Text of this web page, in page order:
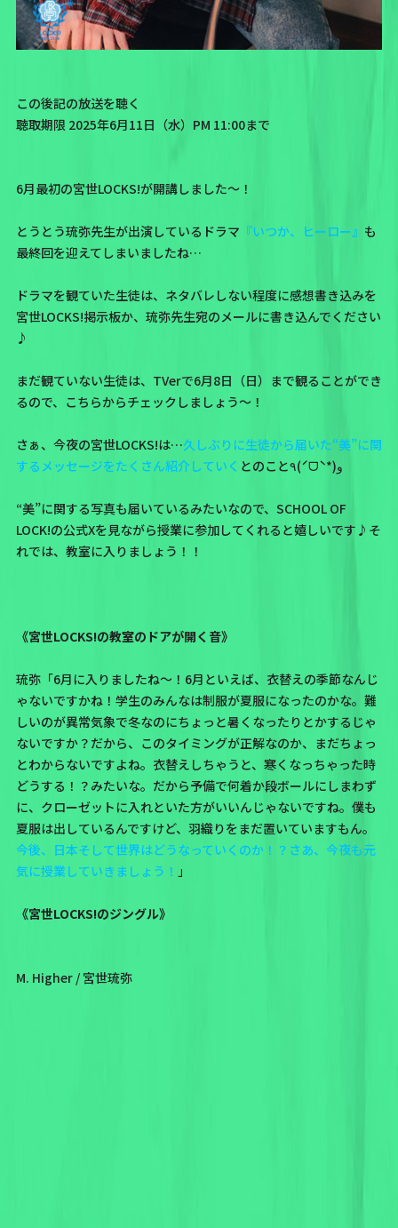
この後記の放送を聴く
聴取期限 2025年6月11日（水）PM 11:00まで
6月最初の宮世LOCKS!が開講しました〜！
とうとう琉弥先生が出演しているドラマ 『いつか、ヒーロー』 も
最終回を迎えてしまいましたね…
ドラマを観ていた生徒は、ネタバレしない程度に感想書き込みを
宮世LOCKS!掲示板か、 琉弥先生宛のメールに書き込んでください
♪
まだ観ていない生徒は、TVerで6月8日（日）まで観ることができ
るので、 こちらからチェックしましょう〜！
さぁ、今夜の宮世LOCKS!は…久しぶりに生徒から届いた“美”に関
するメッセージをたくさん紹介していく
とのこと٩(ˊᗜˋ*)و
“美”に関する写真も届いているみたいなので、SCHOOL OF
LOCK!の公式Xを見ながら授業に参加してくれると嬉しいです♪そ
れでは、教室に入りましょう！！
《宮世LOCKS!の教室のドアが開く音》
琉弥「6月に入りましたね〜！6月といえば、衣替えの季節なんじ
ゃないですかね！学生のみんなは制服が夏服になったのかな。難
しいのが異常気象で冬なのにちょっと暑くなったりとかするじゃ
ないですか？だから、このタイミングが正解なのか、まだちょっ
とわからないですよね。衣替えしちゃうと、寒くなっちゃった時
どうする！？みたいな。だから予備で何着か段ボールにしまわず
に、クローゼットに入れといた方がいいんじゃないですね。僕も
夏服は出しているんですけど、羽織りをまだ置いていますもん。
今後、日本そして世界はどうなっていくのか！？さあ、今夜も元
気に授業していきましょう！ 」
《宮世LOCKS!のジングル》
M. Higher / 宮世琉弥